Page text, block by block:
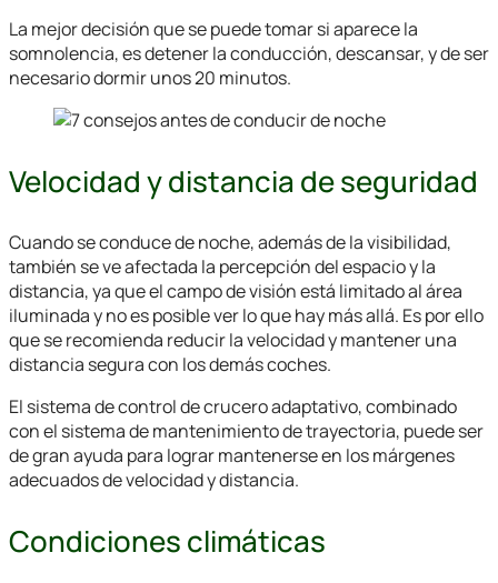
La mejor decisión que se puede tomar si aparece la
somnolencia, es detener la conducción, descansar, y de ser
necesario dormir unos 20 minutos.
Velocidad y distancia de seguridad
Cuando se conduce de noche, además de la visibilidad,
también se ve afectada la percepción del espacio y la
distancia, ya que el campo de visión está limitado al área
iluminada y no es posible ver lo que hay más allá. Es por ello
que se recomienda reducir la velocidad y mantener una
distancia segura con los demás coches.
El sistema de control de crucero adaptativo, combinado
con el sistema de mantenimiento de trayectoria, puede ser
de gran ayuda para lograr mantenerse en los márgenes
adecuados de velocidad y distancia.
Condiciones climáticas